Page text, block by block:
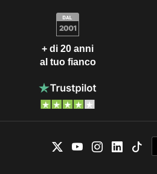
+ di 20 anni
al tuo fianco